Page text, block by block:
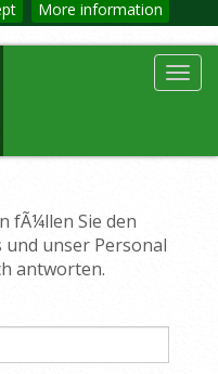
More information
fÃ¼llen Sie den
unser Personal
antworten.